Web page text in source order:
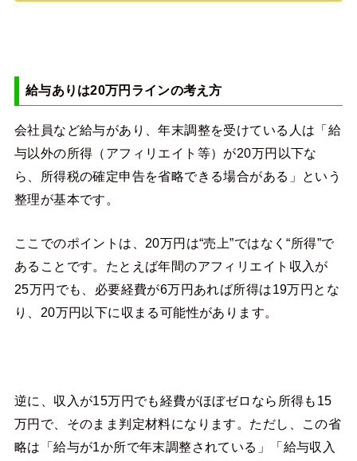
給与ありは20万円ラインの考え方
会社員など給与があり、年末調整を受けている人は「給
与以外の所得（アフィリエイト等）が20万円以下な
ら、所得税の確定申告を省略できる場合がある」という
整理が基本です。
ここでのポイントは、20万円は“売上”ではなく“所得”で
あることです。たとえば年間のアフィリエイト収入が
25万円でも、必要経費が6万円あれば所得は19万円とな
り、20万円以下に収まる可能性があります。
逆に、収入が15万円でも経費がほぼゼロなら所得も15
万円で、そのまま判定材料になります。ただし、この省
略は「給与が1か所で年末調整されている」「給与収入